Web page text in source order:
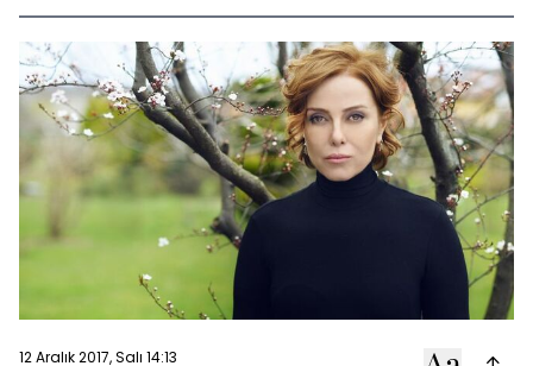
12 Aralık 2017, Salı 14:13